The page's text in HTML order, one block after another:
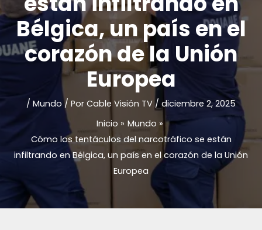
Bélgica, un país en el
corazón de la Unión
Europea
/ Mundo / Por Cable Visión TV / diciembre 2, 2025
Inicio
Mundo
Cómo los tentáculos del narcotráfico se están
infiltrando en Bélgica, un país en el corazón de la Unión
Europea